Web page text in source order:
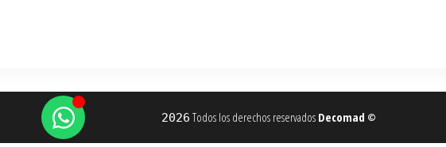
2026 Todos los derechos reservados Decomad ©